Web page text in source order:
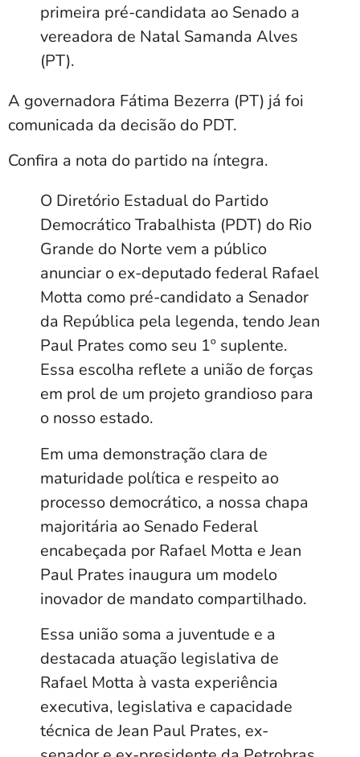
primeira pré-candidata ao Senado a
vereadora de Natal Samanda Alves
(PT).
A governadora Fátima Bezerra (PT) já foi
comunicada da decisão do PDT.
Confira a nota do partido na íntegra.
O Diretório Estadual do Partido
Democrático Trabalhista (PDT) do Rio
Grande do Norte vem a público
anunciar o ex-deputado federal Rafael
Motta como pré-candidato a Senador
da República pela legenda, tendo Jean
Paul Prates como seu 1º suplente.
Essa escolha reflete a união de forças
em prol de um projeto grandioso para
o nosso estado.
Em uma demonstração clara de
maturidade política e respeito ao
processo democrático, a nossa chapa
majoritária ao Senado Federal
encabeçada por Rafael Motta e Jean
Paul Prates inaugura um modelo
inovador de mandato compartilhado.
Essa união soma a juventude e a
destacada atuação legislativa de
Rafael Motta à vasta experiência
executiva, legislativa e capacidade
técnica de Jean Paul Prates, ex-